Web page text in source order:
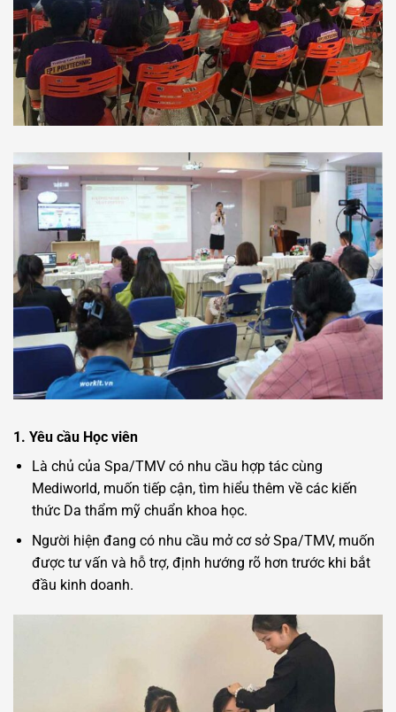
1. Yêu cầu Học viên
Là chủ của Spa/TMV có nhu cầu hợp tác cùng
Mediworld, muốn tiếp cận, tìm hiểu thêm về các kiến
thức Da thẩm mỹ chuẩn khoa học.
Người hiện đang có nhu cầu mở cơ sở Spa/TMV, muốn
được tư vấn và hỗ trợ, định hướng rõ hơn trước khi bắt
đầu kinh doanh.